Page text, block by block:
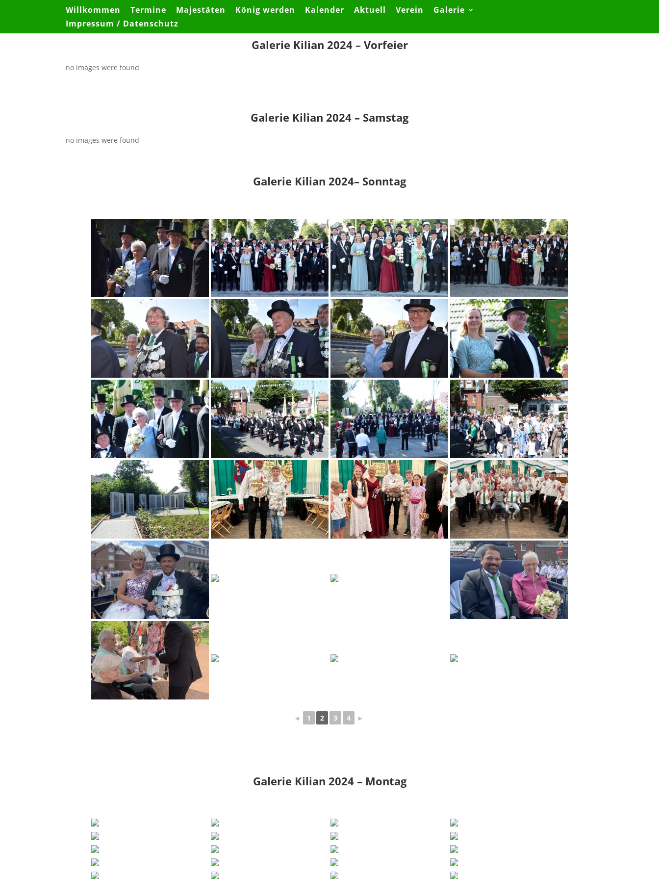
Willkommen Termine Majestäten König werden Kalender Aktuell Verein
Galerie
Impressum / Datenschutz
Galerie Kilian 2024 – Vorfeier
no images were found
Galerie Kilian 2024 – Samstag
no images were found
Galerie Kilian 2024– Sonntag
◄ 1 2 3 4 ►
Galerie Kilian 2024 – Montag